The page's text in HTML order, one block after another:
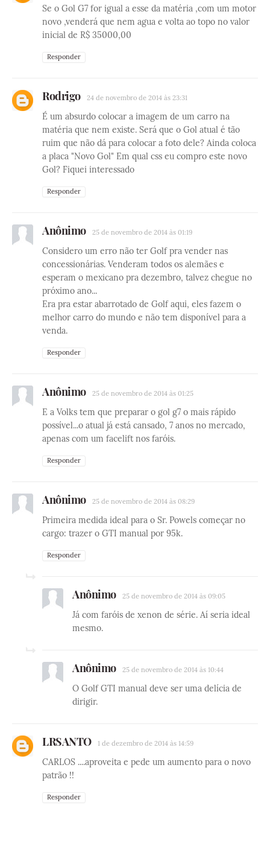
Se o Gol G7 for igual a esse da matéria ,com um motor
novo ,venderá que nem agua e volta ao topo no valor
inicial de R$ 35000,00
Responder
Rodrigo 24 de novembro de 2014 às 23:31
É um absurdo colocar a imagem de um carro na
matéria que nem existe. Será que o Gol atual é tão
ruim que não dá para colocar a foto dele? Ainda coloca
a placa "Novo Gol" Em qual css eu compro este novo
Gol? Fiquei interessado
Responder
Anônimo 25 de novembro de 2014 às 01:19
Considero um erro não ter Golf pra vender nas
concessionárias. Venderam todos os alemães e
esperam o mexicano pra dezembro, talvez chegue no
próximo ano...
Era pra estar abarrotado de Golf aqui, eles fazem o
melhor carro do mundo e não tem disponível para a
venda.
Responder
Anônimo 25 de novembro de 2014 às 01:25
E a Volks tem que preparar o gol g7 o mais rápido
possível...o atual já está cansado, 7 anos no mercado,
apenas com um facelift nos faróis.
Responder
Anônimo 25 de novembro de 2014 às 08:29
Primeira medida ideal para o Sr. Powels começar no
cargo: trazer o GTI manual por 95k.
Responder
Anônimo 25 de novembro de 2014 às 09:05
Já com faróis de xenon de série. Aí seria ideal
mesmo.
Anônimo 25 de novembro de 2014 às 10:44
O Golf GTI manual deve ser uma delícia de
dirigir.
LRSANTO 1 de dezembro de 2014 às 14:59
CARLOS ....aproveita e pede um aumento para o novo
patrão !!
Responder